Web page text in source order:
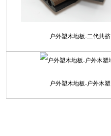
户外塑木地板-二代共挤
户外塑木地板-户外木塑